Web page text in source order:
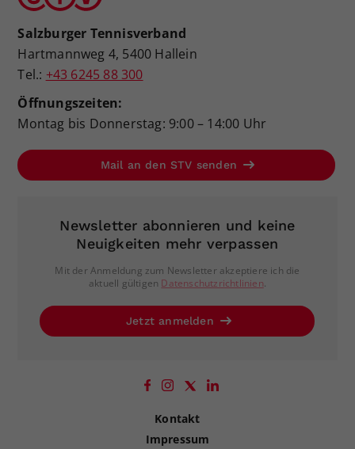
Salzburger Tennisverband
Hartmannweg 4, 5400 Hallein
Tel.: +43 6245 88 300
Öffnungszeiten:
Montag bis Donnerstag: 9:00 – 14:00 Uhr
Mail an den STV senden
Newsletter abonnieren und keine
Neuigkeiten mehr verpassen
Mit der Anmeldung zum Newsletter akzeptiere ich die
aktuell gültigen Datenschutzrichtlinien.
Jetzt anmelden
Kontakt
Impressum